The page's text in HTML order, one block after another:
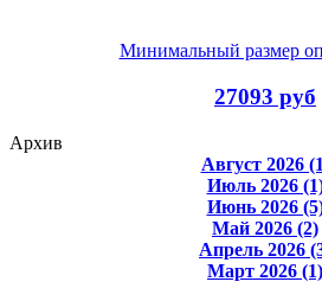
Минимальный размер
27093 руб
Архив
Август 2026
Июль 2026
Июнь 2026
Май 2026 (2)
Апрель 2026
Март 2026 (1)